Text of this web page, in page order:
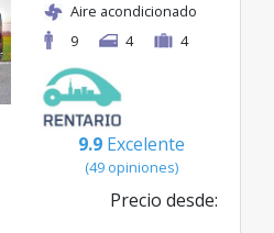
Aire acondicionado
9
4 4
9.9 Excelente
(49 opiniones)
Precio desde: